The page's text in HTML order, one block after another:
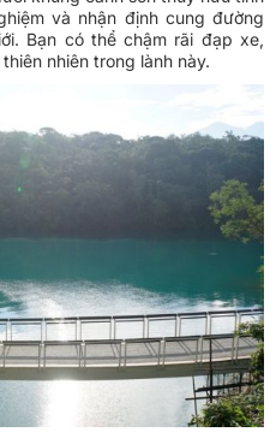
và nhận định cung đường
Bạn có thể chậm rãi đạp xe,
nhiên trong lành này.